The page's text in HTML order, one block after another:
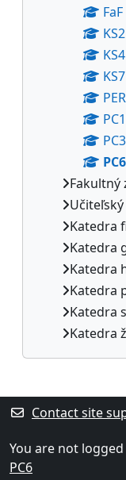
FaF
KS2
KS4
KS7
PC6
Fakultný
Katedra
Katedra
Katedra
Katedra
Katedra
Katedra
Contact site
You are not logged
PC6